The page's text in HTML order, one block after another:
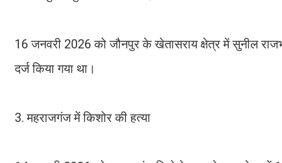
16 जनवरी 2026 को जौनपुर के खेतासराय क्षेत्र में सुनील
दर्ज किया गया था।
3. महराजगंज में किशोर की हत्या